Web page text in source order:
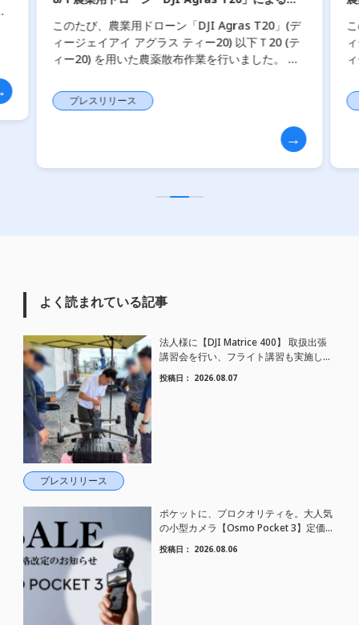
このたび、農業用ドローン「DJI Agras T20」(デ
ィージェイアイ アグラス ティー20) 以下Ｔ20 (テ
ィー20) を用いた農薬散布作業を行いました。 担
ーンによる防 […]
プレスリリース
このたび
ィージェ
ィー20)
て、ドロ
プレス
よく読まれている記事
プレスリリース
法人様に【DJI Matrice 400】 取扱出張
講習会を行い、フライト講習も実施しま
した。
投稿日： 2026.08.07
ポケットに、プロクオリティを。大人気
の小型カメラ【Osmo Pocket 3】定価が
さらにお値下げされました！
投稿日： 2026.08.06